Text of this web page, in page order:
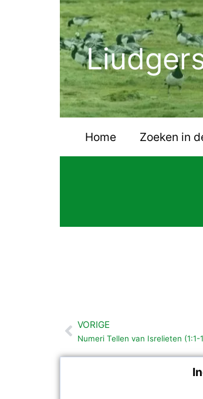
Home Zoeken in
Vorige
VORIGE
Numeri Tellen van Isrelieten (1:1-